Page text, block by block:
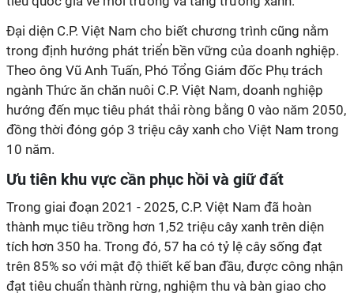
trong định hướng phát triển bền vững của doanh nghiệp.
Theo ông Vũ Anh Tuấn, Phó Tổng Giám đốc Phụ trách
ngành Thức ăn chăn nuôi C.P. Việt Nam, doanh nghiệp
hướng đến mục tiêu phát thải ròng bằng 0 vào năm 2050,
đồng thời đóng góp 3 triệu cây xanh cho Việt Nam trong
thành mục tiêu trồng hơn 1,52 triệu cây xanh trên diện
tích hơn 350 ha. Trong đó, 57 ha có tỷ lệ cây sống đạt
trên 85% so với mật độ thiết kế ban đầu, được công nhận
đạt tiêu chuẩn thành rừng, nghiệm thu và bàn giao cho